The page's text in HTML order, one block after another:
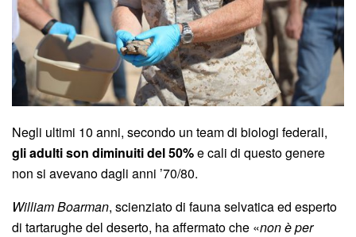
Negli ultimi 10 anni, secondo un team di biologi federali,
gli adulti son diminuiti del 50%e cali di questo genere
non si avevano dagli anni ’70/80.
William Boarman, scienziato di fauna selvatica ed esperto
di tartarughe del deserto, ha affermato che «non è per